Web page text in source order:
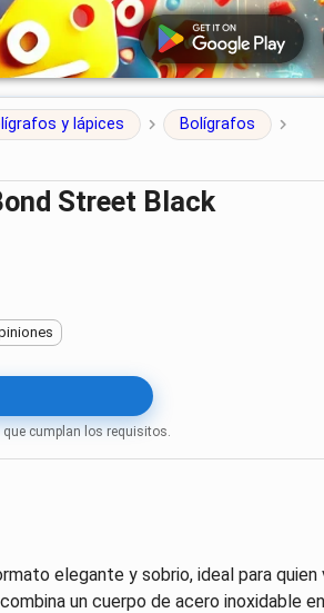
y lápices
Bolígrafos
Street Black
cumplan los requisitos.
elegante y sobrio, ideal para
un cuerpo de acero inoxidable